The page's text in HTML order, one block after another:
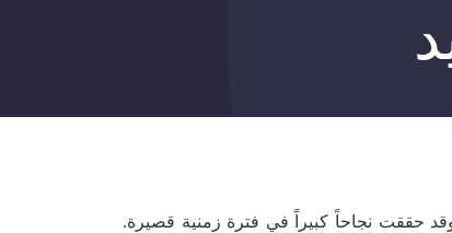
حققت نجاحاً كبيراً في فترة زمنية قصيرة.